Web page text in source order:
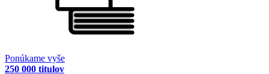
Ponúkame vyše
250 000 titulov